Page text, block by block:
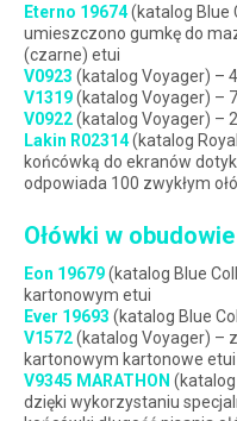
Eterno 19674(katalog Blue
umieszczono gumkę do
(czarne) etui
V0923 (katalog Voyager) –
V1319(katalog Voyager) –
V0922(katalog Voyager) –
Lakin R02314(katalog
końcówką do ekranów
odpowiada 100 zwykłym
Ołówki w
Eon 19679(katalog Blue
kartonowym etui
Ever 19693 (katalog Blue
V1572(katalog Voyager) –
kartonowym kartonowe etui
V9345 MARATHON
dzięki wykorzystaniu